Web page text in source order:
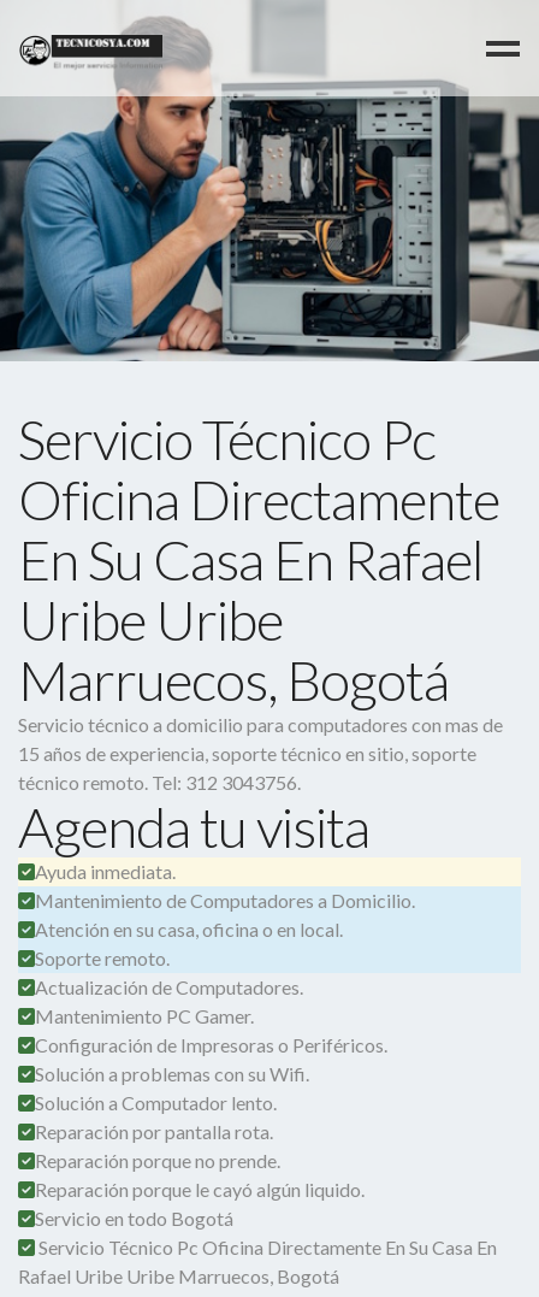
Servicio Técnico Pc
Oficina Directamente
En Su Casa En Rafael
Uribe Uribe
Marruecos, Bogotá
Servicio técnico a domicilio para computadores con mas de
15 años de experiencia, soporte técnico en sitio, soporte
técnico remoto. Tel: 312 3043756.
Agenda tu visita
Ayuda inmediata.
Mantenimiento de Computadores a Domicilio.
Atención en su casa, oficina o en local.
Soporte remoto.
Actualización de Computadores.
Mantenimiento PC Gamer.
Configuración de Impresoras o Periféricos.
Solución a problemas con su Wifi.
Solución a Computador lento.
Reparación por pantalla rota.
Reparación porque no prende.
Reparación porque le cayó algún liquido.
Servicio en todo Bogotá
Servicio Técnico Pc Oficina Directamente En Su Casa En
Rafael Uribe Uribe Marruecos, Bogotá